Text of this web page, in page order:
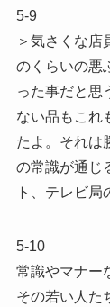
5-9
＞気さくな店
のくらいの悪
った事だと思
ない品もこれ
たよ。それは
の常識が通じ
ト、テレビ局
5-10
常識やマナー
その若い人た